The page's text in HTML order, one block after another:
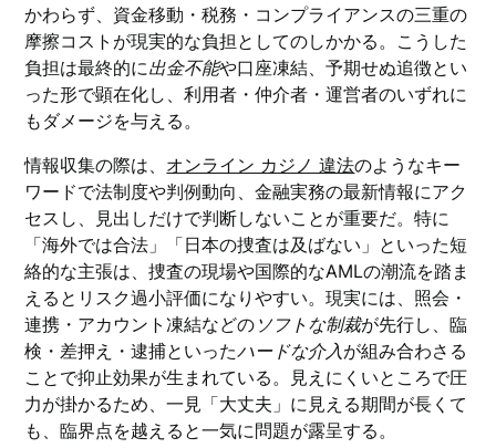
かわらず、資金移動・税務・コンプライアンスの三重の
摩擦コストが現実的な負担としてのしかかる。こうした
負担は最終的に出金不能や口座凍結、予期せぬ追徴とい
った形で顕在化し、利用者・仲介者・運営者のいずれに
もダメージを与える。
情報収集の際は、 オンライン カジノ 違法のようなキー
ワードで法制度や判例動向、金融実務の最新情報にアク
セスし、見出しだけで判断しないことが重要だ。特に
「海外では合法」「日本の捜査は及ばない」といった短
絡的な主張は、捜査の現場や国際的なAMLの潮流を踏ま
えるとリスク過小評価になりやすい。現実には、照会・
連携・アカウント凍結などの ソフトな制裁が先行し、臨
検・差押え・逮捕といったハードな介入が組み合わさる
ことで抑止効果が生まれている。見えにくいところで圧
力が掛かるため、一見「大丈夫」に見える期間が長くて
も、臨界点を越えると一気に問題が露呈する。